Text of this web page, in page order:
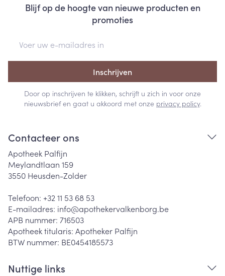
Blijf op de hoogte van nieuwe producten en
promoties
Inschrijven
Door op inschrijven te klikken, schrijft u zich in voor onze
nieuwsbrief en gaat u akkoord met onze privacy policy.
Contacteer ons
Apotheek Palfijn
Meylandtlaan 159
3550 Heusden-Zolder
Telefoon: +32 11 53 68 53
E-mailadres: info@apothekervalkenborg.be
APB nummer: 716503
Apotheek titularis: Apotheker Palfijn
BTW nummer: BE0454185573
Nuttige links